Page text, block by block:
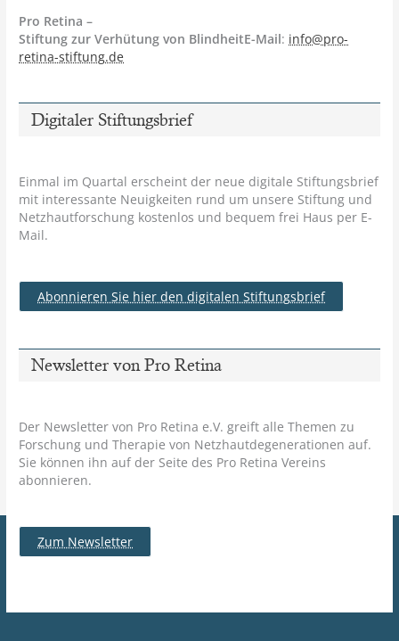
Pro Retina –
Stiftung zur Verhütung von BlindheitE-Mail: info@pro-
retina-stiftung.de
Digitaler Stiftungsbrief
Einmal im Quartal erscheint der neue digitale Stiftungsbrief
mit interessante Neuigkeiten rund um unsere Stiftung und
Netzhautforschung kostenlos und bequem frei Haus per E-
Mail.
Abonnieren Sie hier den digitalen Stiftungsbrief
Newsletter von Pro Retina
Der Newsletter von Pro Retina e.V. greift alle Themen zu
Forschung und Therapie von Netzhautdegenerationen auf.
Sie können ihn auf der Seite des Pro Retina Vereins
abonnieren.
Zum Newsletter